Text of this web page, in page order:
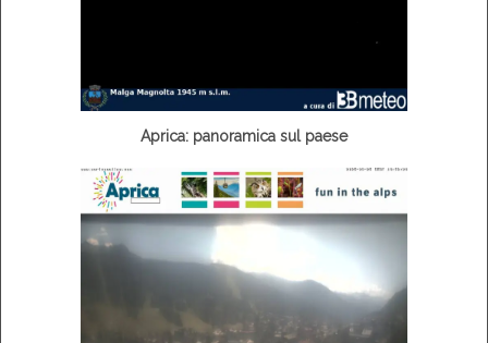
Aprica: panoramica sul paese